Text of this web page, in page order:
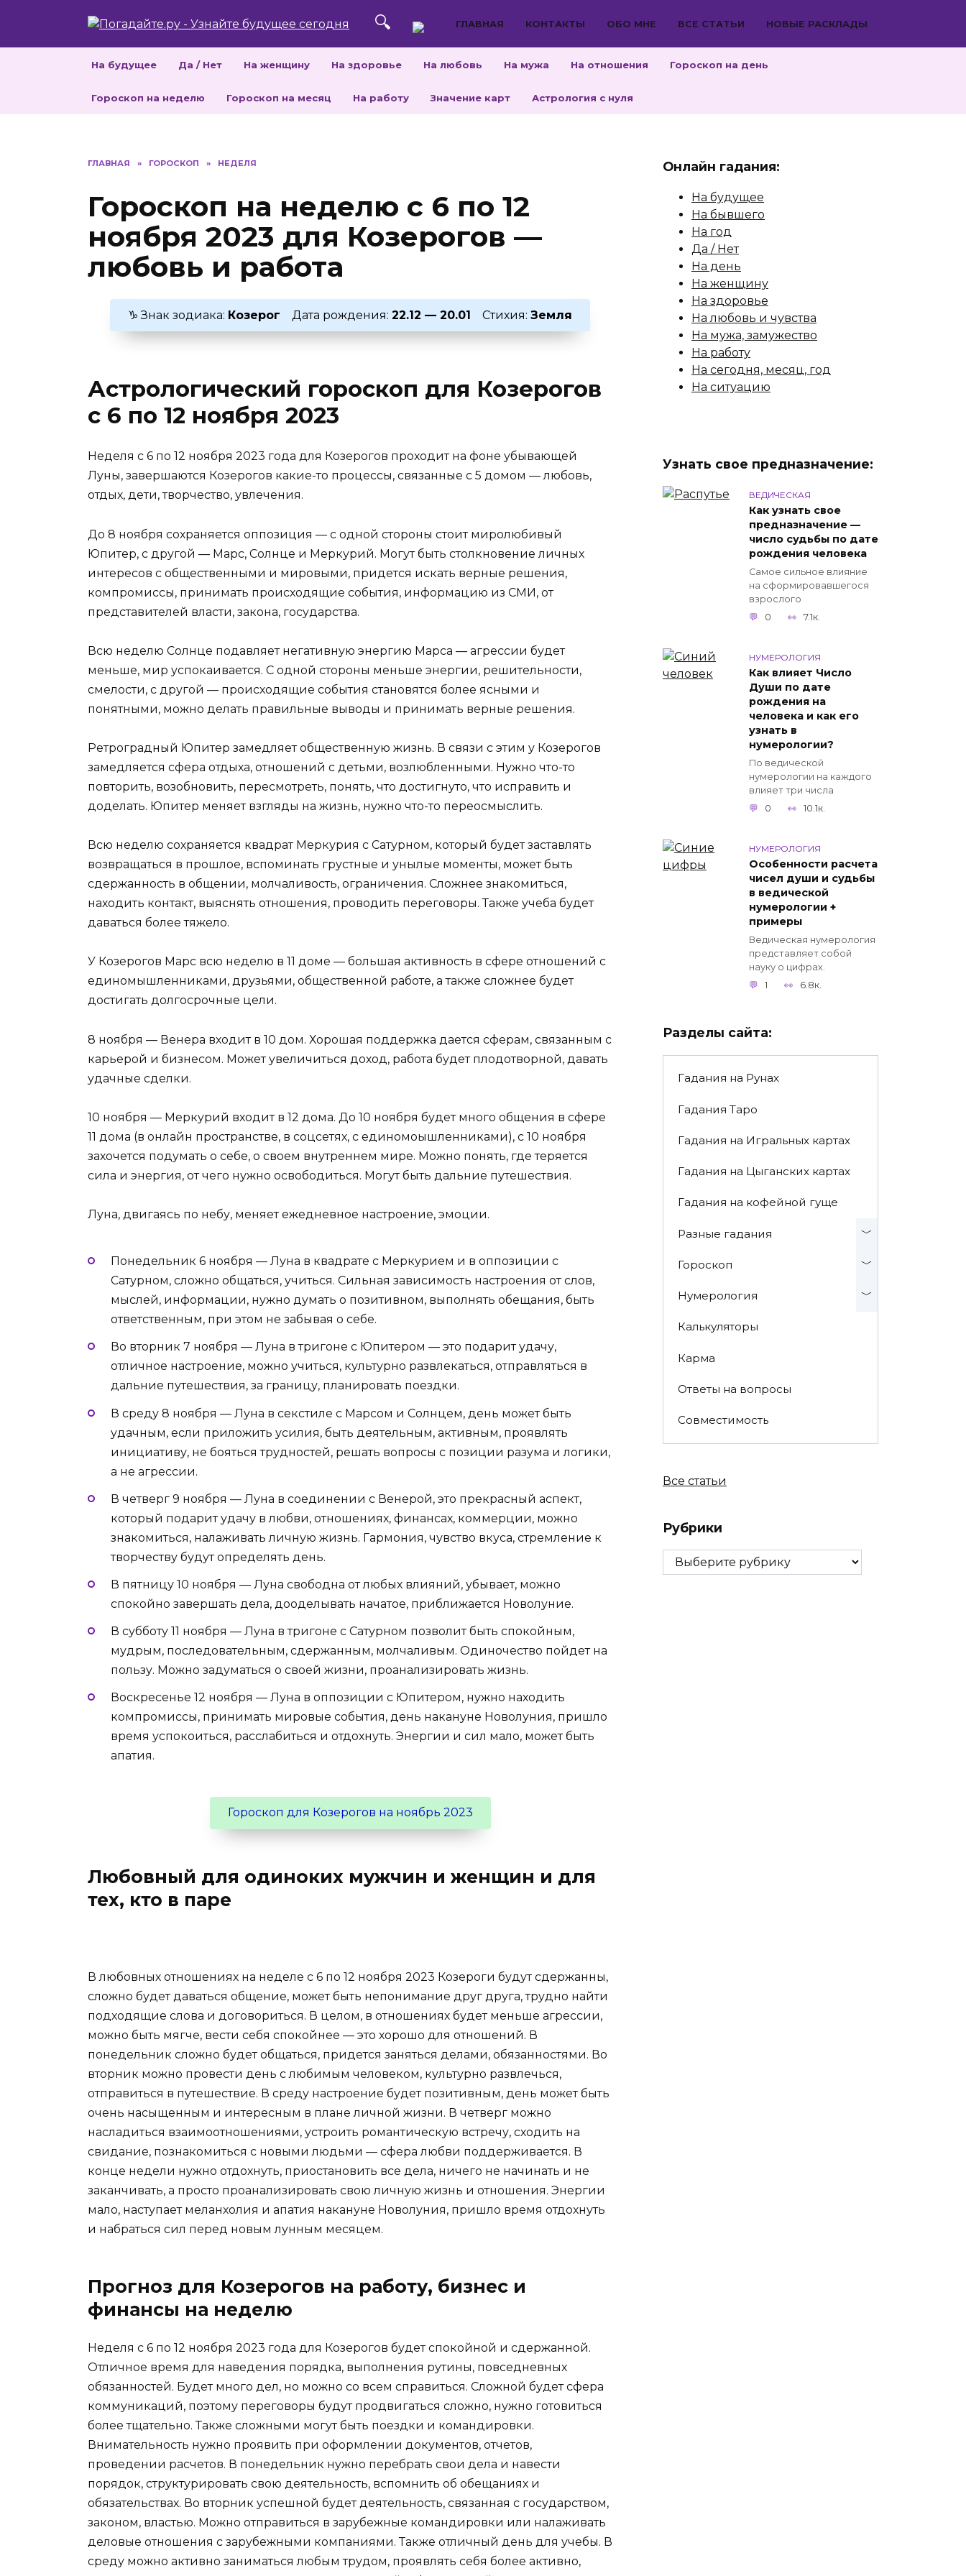
ГЛАВНАЯ КОНТАКТЫ ОБО МНЕ ВСЕ СТАТЬИ НОВЫЕ РАСКЛАДЫ
На будущее Да / Нет На женщину На здоровье На любовь На мужа На отношения Гороскоп на день
Гороскоп на неделю Гороскоп на месяц На работу Значение карт Астрология с нуля
ГЛАВНАЯ » ГОРОСКОП » НЕДЕЛЯ
Гороскоп на неделю с 6 по 12
ноября 2023 для Козерогов —
любовь и работа
♑ Знак зодиака: Козерог Дата рождения: 22.12 — 20.01 Стихия: Земля
Астрологический гороскоп для Козерогов
с 6 по 12 ноября 2023
Неделя с 6 по 12 ноября 2023 года для Козерогов проходит на фоне убывающей
Луны, завершаются Козерогов какие-то процессы, связанные с 5 домом — любовь,
отдых, дети, творчество, увлечения.
До 8 ноября сохраняется оппозиция — с одной стороны стоит миролюбивый
Юпитер, с другой — Марс, Солнце и Меркурий. Могут быть столкновение личных
интересов с общественными и мировыми, придется искать верные решения,
компромиссы, принимать происходящие события, информацию из СМИ, от
представителей власти, закона, государства.
Всю неделю Солнце подавляет негативную энергию Марса — агрессии будет
меньше, мир успокаивается. С одной стороны меньше энергии, решительности,
смелости, с другой — происходящие события становятся более ясными и
понятными, можно делать правильные выводы и принимать верные решения.
Ретроградный Юпитер замедляет общественную жизнь. В связи с этим у Козерогов
замедляется сфера отдыха, отношений с детьми, возлюбленными. Нужно что-то
повторить, возобновить, пересмотреть, понять, что достигнуто, что исправить и
доделать. Юпитер меняет взгляды на жизнь, нужно что-то переосмыслить.
Всю неделю сохраняется квадрат Меркурия с Сатурном, который будет заставлять
возвращаться в прошлое, вспоминать грустные и унылые моменты, может быть
сдержанность в общении, молчаливость, ограничения. Сложнее знакомиться,
находить контакт, выяснять отношения, проводить переговоры. Также учеба будет
даваться более тяжело.
У Козерогов Марс всю неделю в 11 доме — большая активность в сфере отношений с
единомышленниками, друзьями, общественной работе, а также сложнее будет
достигать долгосрочные цели.
8 ноября — Венера входит в 10 дом. Хорошая поддержка дается сферам, связанным с
карьерой и бизнесом. Может увеличиться доход, работа будет плодотворной, давать
удачные сделки.
10 ноября — Меркурий входит в 12 дома. До 10 ноября будет много общения в сфере
11 дома (в онлайн пространстве, в соцсетях, с единомоышленниками), с 10 ноября
захочется подумать о себе, о своем внутреннем мире. Можно понять, где теряется
сила и энергия, от чего нужно освободиться. Могут быть дальние путешествия.
Луна, двигаясь по небу, меняет ежедневное настроение, эмоции.
Понедельник 6 ноября — Луна в квадрате с Меркурием и в оппозиции с
Сатурном, сложно общаться, учиться. Сильная зависимость настроения от слов,
мыслей, информации, нужно думать о позитивном, выполнять обещания, быть
ответственным, при этом не забывая о себе.
Во вторник 7 ноября — Луна в тригоне с Юпитером — это подарит удачу,
отличное настроение, можно учиться, культурно развлекаться, отправляться в
дальние путешествия, за границу, планировать поездки.
В среду 8 ноября — Луна в секстиле с Марсом и Солнцем, день может быть
удачным, если приложить усилия, быть деятельным, активным, проявлять
инициативу, не бояться трудностей, решать вопросы с позиции разума и логики,
а не агрессии.
В четверг 9 ноября — Луна в соединении с Венерой, это прекрасный аспект,
который подарит удачу в любви, отношениях, финансах, коммерции, можно
знакомиться, налаживать личную жизнь. Гармония, чувство вкуса, стремление к
творчеству будут определять день.
В пятницу 10 ноября — Луна свободна от любых влияний, убывает, можно
спокойно завершать дела, дооделывать начатое, приближается Новолуние.
В субботу 11 ноября — Луна в тригоне с Сатурном позволит быть спокойным,
мудрым, последовательным, сдержанным, молчаливым. Одиночество пойдет на
пользу. Можно задуматься о своей жизни, проанализировать жизнь.
Воскресенье 12 ноября — Луна в оппозиции с Юпитером, нужно находить
компромиссы, принимать мировые события, день накануне Новолуния, пришло
время успокоиться, расслабиться и отдохнуть. Энергии и сил мало, может быть
апатия.
Гороскоп для Козерогов на ноябрь 2023
Любовный для одиноких мужчин и женщин и для
тех, кто в паре
В любовных отношениях на неделе с 6 по 12 ноября 2023 Козероги будут сдержанны,
сложно будет даваться общение, может быть непонимание друг друга, трудно найти
подходящие слова и договориться. В целом, в отношениях будет меньше агрессии,
можно быть мягче, вести себя спокойнее — это хорошо для отношений. В
понедельник сложно будет общаться, придется заняться делами, обязанностями. Во
вторник можно провести день с любимым человеком, культурно развлечься,
отправиться в путешествие. В среду настроение будет позитивным, день может быть
очень насыщенным и интересным в плане личной жизни. В четверг можно
насладиться взаимоотношениями, устроить романтическую встречу, сходить на
свидание, познакомиться с новыми людьми — сфера любви поддерживается. В
конце недели нужно отдохнуть, приостановить все дела, ничего не начинать и не
заканчивать, а просто проанализировать свою личную жизнь и отношения. Энергии
мало, наступает меланхолия и апатия накануне Новолуния, пришло время отдохнуть
и набраться сил перед новым лунным месяцем.
Прогноз для Козерогов на работу, бизнес и
финансы на неделю
Неделя с 6 по 12 ноября 2023 года для Козерогов будет спокойной и сдержанной.
Отличное время для наведения порядка, выполнения рутины, повседневных
обязанностей. Будет много дел, но можно со всем справиться. Сложной будет сфера
коммуникаций, поэтому переговоры будут продвигаться сложно, нужно готовиться
более тщательно. Также сложными могут быть поездки и командировки.
Внимательность нужно проявить при оформлении документов, отчетов,
проведении расчетов. В понедельник нужно перебрать свои дела и навести
порядок, структурировать свою деятельность, вспомнить об обещаниях и
обязательствах. Во вторник успешной будет деятельность, связанная с государством,
законом, властью. Можно отправиться в зарубежные командировки или налаживать
деловые отношения с зарубежными компаниями. Также отличный день для учебы. В
среду можно активно заниматься любым трудом, проявлять себя более активно,
Онлайн гадания:
На будущее
На бывшего
На год
Да / Нет
На день
На женщину
На здоровье
На любовь и чувства
На мужа, замужество
На работу
На сегодня, месяц, год
На ситуацию
Узнать свое предназначение:
ВЕДИЧЕСКАЯ
Как узнать свое
предназначение —
число судьбы по дате
рождения человека
Самое сильное влияние
на сформировавшегося
взрослого
0
7.1к.
НУМЕРОЛОГИЯ
Как влияет Число
Души по дате
рождения на
человека и как его
узнать в
нумерологии?
По ведической
нумерологии на каждого
влияет три числа
0
10.1к.
НУМЕРОЛОГИЯ
Особенности расчета
чисел души и судьбы
в ведической
нумерологии +
примеры
Ведическая нумерология
представляет собой
науку о цифрах.
1
6.8к.
Разделы сайта:
Гадания на Рунах
Гадания Таро
Гадания на Игральных картах
Гадания на Цыганских картах
Гадания на кофейной гуще
Разные гадания
Гороскоп
Нумерология
Калькуляторы
Карма
Ответы на вопросы
Совместимость
Все статьи
Рубрики
Рубрики